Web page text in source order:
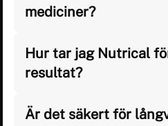
kan dock variera.
mediciner?
innan du börjar ta några
särskilt om du tar
Hur tar jag Nutrical
resultat?
rekommenderade
Är det säkert för